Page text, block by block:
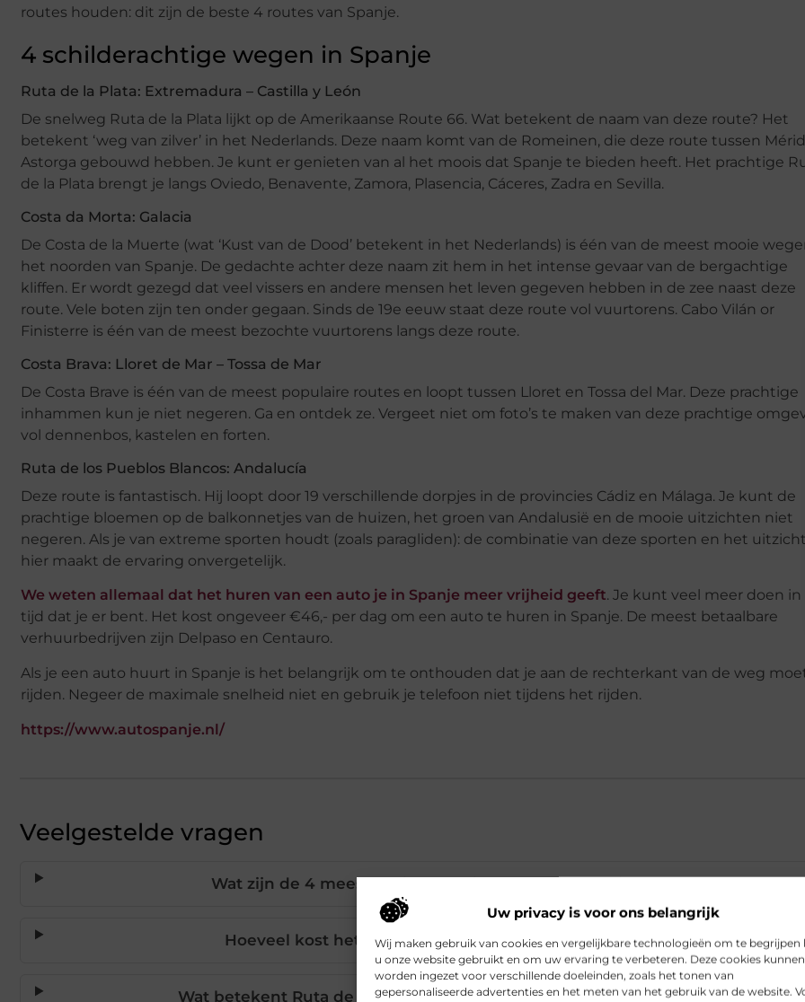
Uw privacy is voor ons belangrijk
Wij maken gebruik van cookies en vergelijkbare technologieën om te begrijpen
u onze website gebruikt en om uw ervaring te verbeteren. Deze cookies kunnen
worden ingezet voor verschillende doeleinden, zoals het tonen van
gepersonaliseerde advertenties en het meten van het gebruik van de website.
routes houden: dit zijn de beste 4 routes van Spanje.
4 schilderachtige wegen in Spanje
Ruta de la Plata: Extremadura – Castilla y León
De snelweg Ruta de la Plata lijkt op de Amerikaanse Route 66. Wat betekent de naam van deze route? Het
betekent ‘weg van zilver’ in het Nederlands. Deze naam komt van de Romeinen, die deze route tussen
Astorga gebouwd hebben. Je kunt er genieten van al het moois dat Spanje te bieden heeft. Het prachtige
de la Plata brengt je langs Oviedo, Benavente, Zamora, Plasencia, Cáceres, Zadra en Sevilla.
Costa da Morta: Galacia
De Costa de la Muerte (wat ‘Kust van de Dood’ betekent in het Nederlands) is één van de meest mooie
het noorden van Spanje. De gedachte achter deze naam zit hem in het intense gevaar van de bergachtige
kliffen. Er wordt gezegd dat veel vissers en andere mensen het leven gegeven hebben in de zee naast deze
route. Vele boten zijn ten onder gegaan. Sinds de 19e eeuw staat deze route vol vuurtorens. Cabo Vilán or
Finisterre is één van de meest bezochte vuurtorens langs deze route.
Costa Brava: Lloret de Mar – Tossa de Mar
De Costa Brave is één van de meest populaire routes en loopt tussen Lloret en Tossa del Mar. Deze prachtige
inhammen kun je niet negeren. Ga en ontdek ze. Vergeet niet om foto’s te maken van deze prachtige
vol dennenbos, kastelen en forten.
Ruta de los Pueblos Blancos: Andalucía
Deze route is fantastisch. Hij loopt door 19 verschillende dorpjes in de provincies Cádiz en Málaga. Je kunt de
prachtige bloemen op de balkonnetjes van de huizen, het groen van Andalusië en de mooie uitzichten niet
negeren. Als je van extreme sporten houdt (zoals paragliden): de combinatie van deze sporten en het
hier maakt de ervaring onvergetelijk.
We weten allemaal dat het huren van een auto je in Spanje meer vrijheid geeft. Je kunt veel meer doen in
tijd dat je er bent. Het kost ongeveer €46,- per dag om een auto te huren in Spanje. De meest betaalbare
verhuurbedrijven zijn Delpaso en Centauro.
Als je een auto huurt in Spanje is het belangrijk om te onthouden dat je aan de rechterkant van de weg
rijden. Negeer de maximale snelheid niet en gebruik je telefoon niet tijdens het rijden.
https://www.autospanje.nl/
Veelgestelde vragen
Wat zijn de 4 meest schilderachtige routes in Spanje?
Hoeveel kost het om een auto te huren in Spanje?
Wat betekent Ruta de la Plata en waarom heet deze route zo?